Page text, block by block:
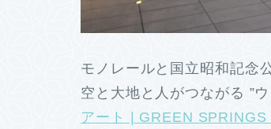
モノレールと国立昭和記
空と大地と人がつながる ”
アート | GREEN SPRINGS